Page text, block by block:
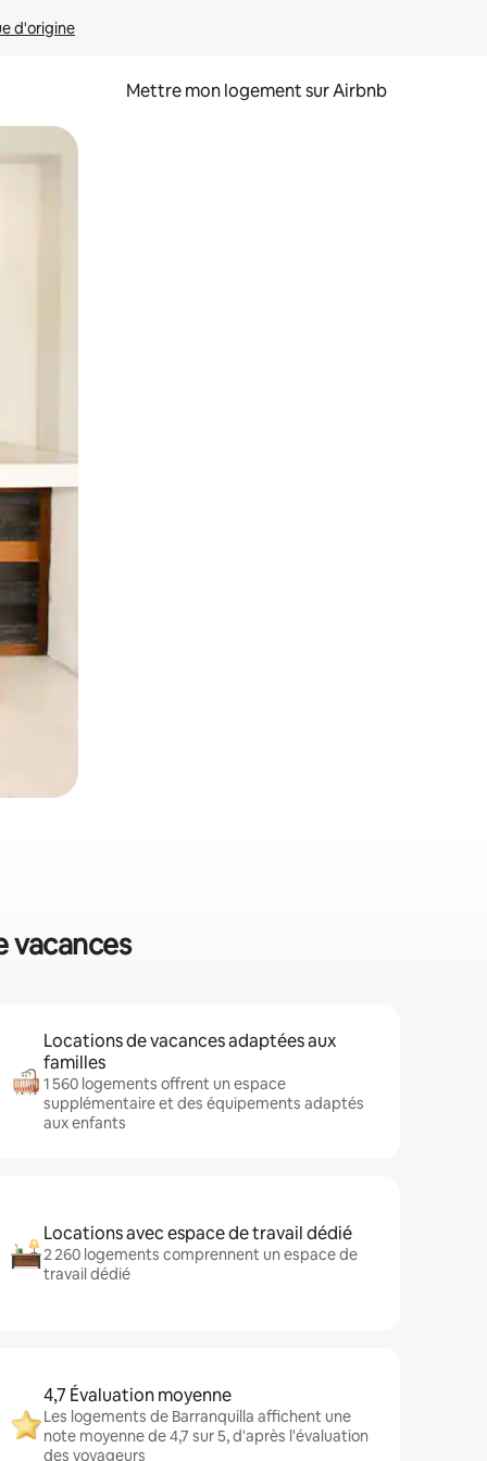
d'origine
Mettre mon logement sur Airbnb
glisser.
vacances
Locations de vacances adaptées aux
familles
1 560 logements offrent un espace
supplémentaire et des équipements adaptés
aux enfants
Locations avec espace de travail dédié
2 260 logements comprennent un espace de
travail dédié
4,7 Évaluation moyenne
Les logements de Barranquilla affichent une
note moyenne de 4,7 sur 5, d'après l'évaluation
des voyageurs